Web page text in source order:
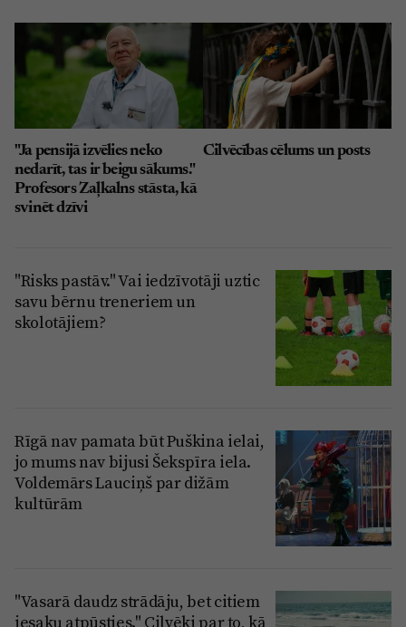
"Ja pensijā izvēlies neko
nedarīt, tas ir beigu sākums."
Profesors Zaļkalns stāsta, kā
svinēt dzīvi
Cilvēcības cēlums un posts
"Risks pastāv." Vai iedzīvotāji uztic
savu bērnu treneriem un
skolotājiem?
Rīgā nav pamata būt Puškina ielai,
jo mums nav bijusi Šekspīra iela.
Voldemārs Lauciņš par dižām
kultūrām
"Vasarā daudz strādāju, bet citiem
iesaku atpūsties." Cilvēki par to, kā